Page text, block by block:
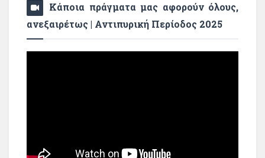
Κάποια πράγματα μας αφορούν όλους,
ανεξαιρέτως | Αντιπυρική Περίοδος 2025